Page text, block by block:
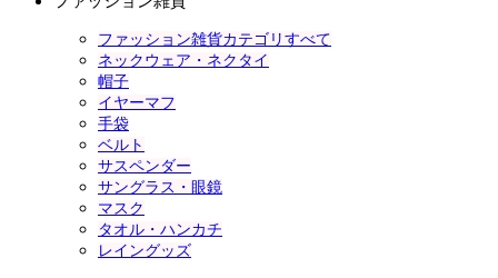
ファッション雑貨カテゴリすべて
ネックウェア・ネクタイ
帽子
イヤーマフ
手袋
ベルト
サスペンダー
サングラス・眼鏡
マスク
タオル・ハンカチ
レイングッズ